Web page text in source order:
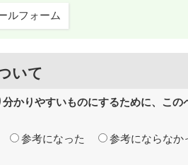
ルフォーム
いて
かりやすいものにするために、こ
参考になった 参考にならなか